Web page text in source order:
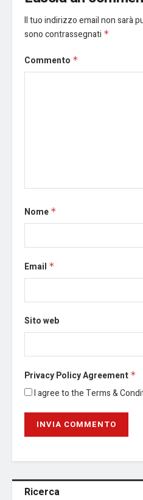
Il tuo indirizzo email non sarà
sono contrassegnati *
Commento *
Nome *
Email *
Sito web
Privacy Policy Agreement *
I agree to the Terms &
Ricerca